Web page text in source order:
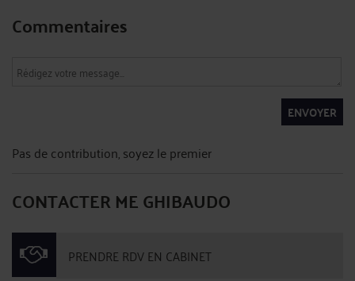
Commentaires
ENVOYER
Pas de contribution, soyez le premier
CONTACTER ME GHIBAUDO
PRENDRE RDV EN CABINET